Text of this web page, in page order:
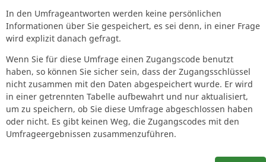
In den Umfrageantworten werden keine persönlichen
Informationen über Sie gespeichert, es sei denn, in einer Frage
wird explizit danach gefragt.
Wenn Sie für diese Umfrage einen Zugangscode benutzt
haben, so können Sie sicher sein, dass der Zugangsschlüssel
nicht zusammen mit den Daten abgespeichert wurde. Er wird
in einer getrennten Tabelle aufbewahrt und nur aktualisiert,
um zu speichern, ob Sie diese Umfrage abgeschlossen haben
oder nicht. Es gibt keinen Weg, die Zugangscodes mit den
Umfrageergebnissen zusammenzuführen.